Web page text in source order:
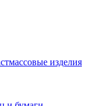
изделия